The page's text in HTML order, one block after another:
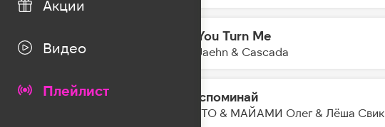
Акции
Видео
Плейлист
11:26 Boy You Turn Me
Felix Jaehn & Cascada
Не Вспоминай
NILETTO & МАЙАМИ Олег & Лёша Свик